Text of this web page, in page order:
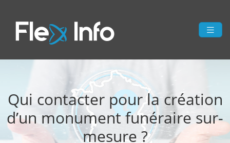
Qui contacter pour la création
d’un monument funéraire sur-
mesure ?